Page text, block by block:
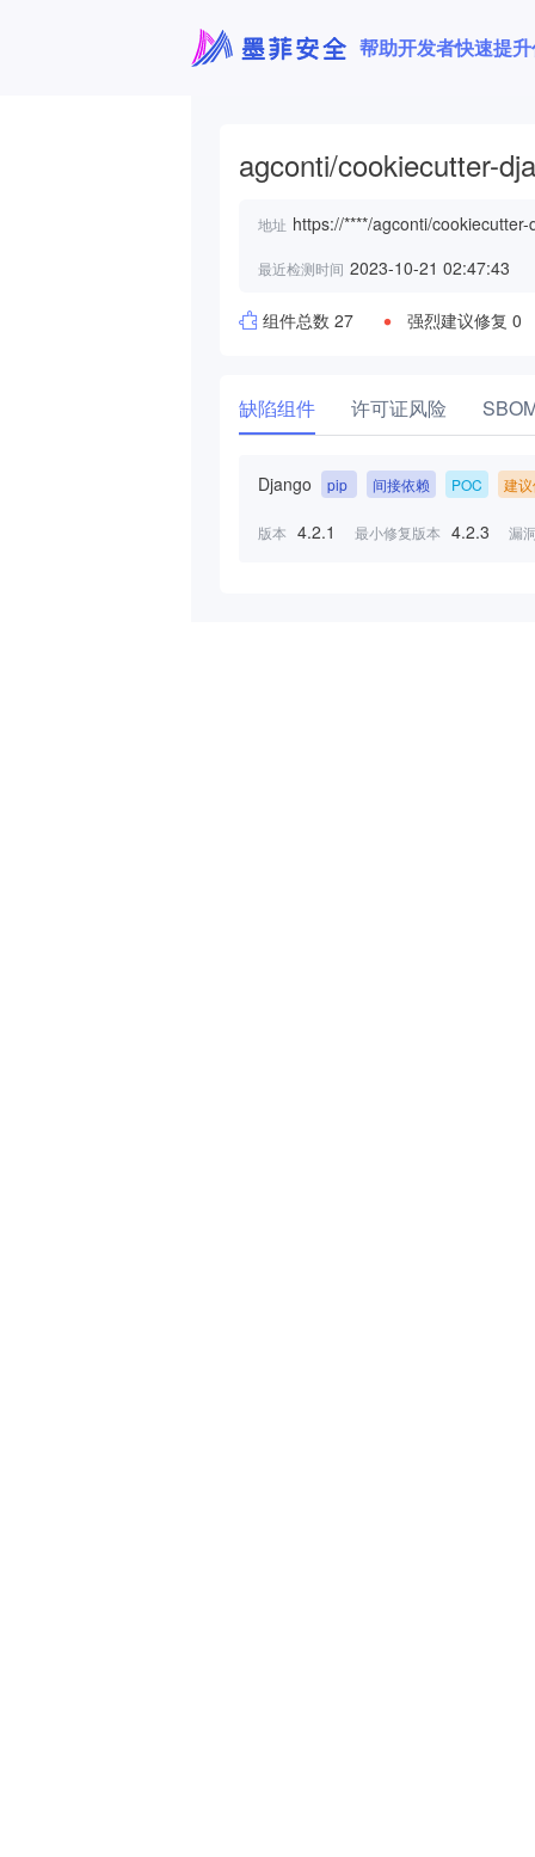
帮助开发者快速提
agconti/cookiecutter-
地址 https://****/agconti/
最近检测时间 2023-10-21 02:47:43
组件总数 27 强烈建议修复 0
缺陷组件 许可证风险
Django pip 间接依赖 POC 建
版本 4.2.1 最小修复版本 4.2.3 漏